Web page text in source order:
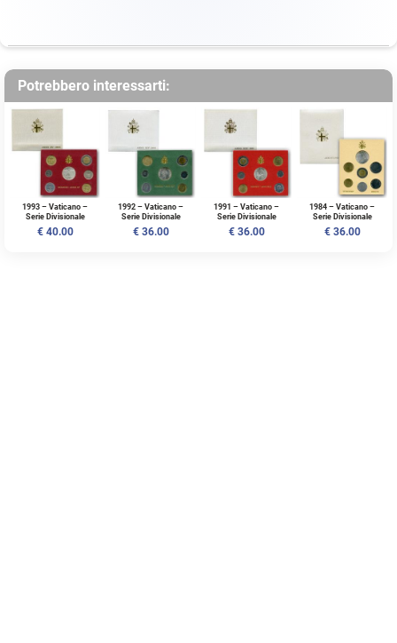
Potrebbero interessarti:
1993 – Vaticano –
Serie Divisionale
“Papa Giovanni Paolo
II - Catechismo”
€ 40.00
1992 – Vaticano –
Serie Divisionale
“Papa Giovanni Paolo
II - Visione Cristiana”
€ 36.00
1991 – Vaticano –
Serie Divisionale
“Papa Giovanni Paolo
II - Redemptoris
€ 36.00
1984 – Vaticano –
Serie Divisionale
“Papa Giovanni Paolo
II - Pace”
€ 36.00